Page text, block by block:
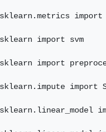
metrics import
import svm
import
impute import
linear_model